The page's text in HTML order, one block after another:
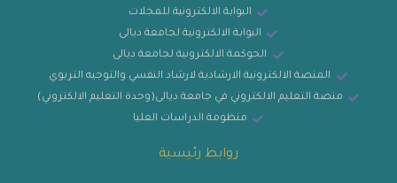
البوابة الالكترونية للمجلات
البوابة الالكترونية لجامعة ديالى
الحوكمة الالكترونية لجامعة ديالى
المنصة الالكترونية الارشادية لارشاد النفسي والتوجيه التربوي
منصة التعليم الالكتروني في جامعة ديالى(وحدة التعليم الالكتروني)
منظومة الدراسات العليا
روابط رئيسية